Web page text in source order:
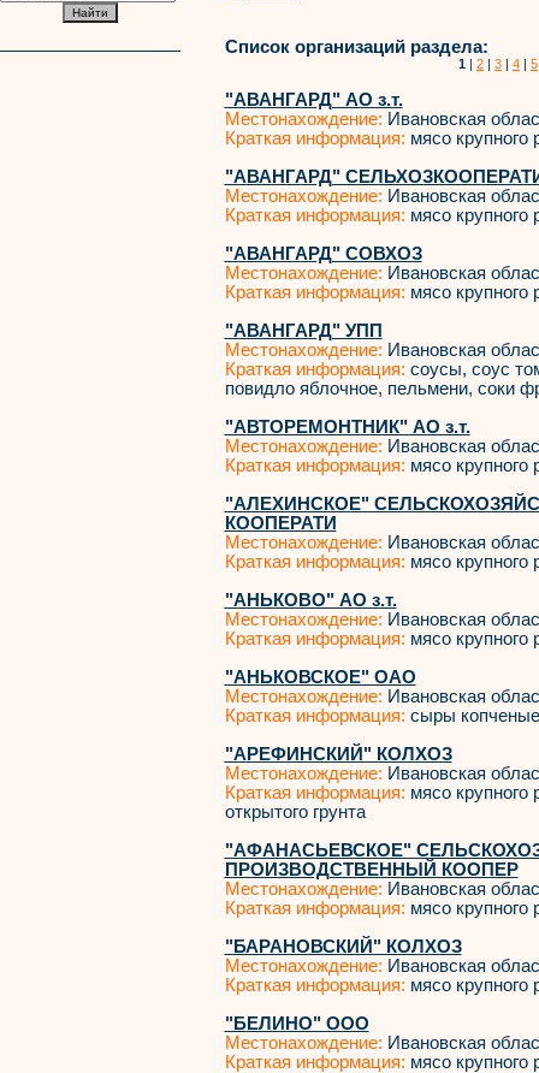
Список организаций раздела:
1 | 2 | 3 | 4 | 5
"АВАНГАРД" АО з.т.
Местонахождение: Ивановская
Краткая информация: мясо крупного
"АВАНГАРД"
Местонахождение: Ивановская
Краткая информация: мясо крупного
"АВАНГАРД" СОВХОЗ
Местонахождение: Ивановская
Краткая информация: мясо крупного
"АВАНГАРД" УПП
Местонахождение: Ивановская
Краткая информация: соусы, соус
повидло яблочное, пельмени, соки
"АВТОРЕМОНТНИК" АО з.т.
Местонахождение: Ивановская
Краткая информация: мясо крупного
"АЛЕХИНСКОЕ"
КООПЕРАТИ
Местонахождение: Ивановская
Краткая информация: мясо крупного
"АНЬКОВО" АО з.т.
Местонахождение: Ивановская
Краткая информация: мясо крупного
"АНЬКОВСКОЕ" ОАО
Местонахождение: Ивановская
Краткая информация: сыры
"АРЕФИНСКИЙ" КОЛХОЗ
Местонахождение: Ивановская
Краткая информация: мясо крупного
открытого грунта
"АФАНАСЬЕВСКОЕ"
ПРОИЗВОДСТВЕННЫЙ КООПЕР
Местонахождение: Ивановская
Краткая информация: мясо крупного
"БАРАНОВСКИЙ" КОЛХОЗ
Местонахождение: Ивановская
Краткая информация: мясо крупного
"БЕЛИНО" ООО
Местонахождение: Ивановская
Краткая информация: мясо крупного